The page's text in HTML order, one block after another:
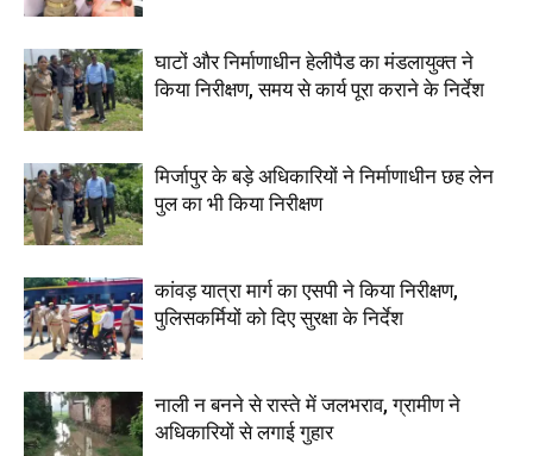
घाटों और निर्माणाधीन हेलीपैड का मंडलायुक्त ने
किया निरीक्षण, समय से कार्य पूरा कराने के निर्देश
मिर्जापुर के बड़े अधिकारियों ने निर्माणाधीन छह लेन
पुल का भी किया निरीक्षण
कांवड़ यात्रा मार्ग का एसपी ने किया निरीक्षण,
पुलिसकर्मियों को दिए सुरक्षा के निर्देश
नाली न बनने से रास्ते में जलभराव, ग्रामीण ने
अधिकारियों से लगाई गुहार